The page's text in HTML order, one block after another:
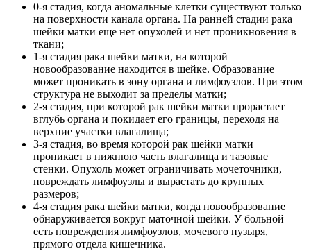
0-я стадия, когда аномальные клетки существуют только
на поверхности канала органа. На ранней стадии рака
шейки матки еще нет опухолей и нет проникновения в
ткани;
1-я стадия рака шейки матки, на которой
новообразование находится в шейке. Образование
может проникать в зону органа и лимфоузлов. При этом
структура не выходит за пределы матки;
2-я стадия, при которой рак шейки матки прорастает
вглубь органа и покидает его границы, переходя на
верхние участки влагалища;
3-я стадия, во время которой рак шейки матки
проникает в нижнюю часть влагалища и тазовые
стенки. Опухоль может ограничивать мочеточники,
повреждать лимфоузлы и вырастать до крупных
размеров;
4-я стадия рака шейки матки, когда новообразование
обнаруживается вокруг маточной шейки. У больной
есть повреждения лимфоузлов, мочевого пузыря,
прямого отдела кишечника.